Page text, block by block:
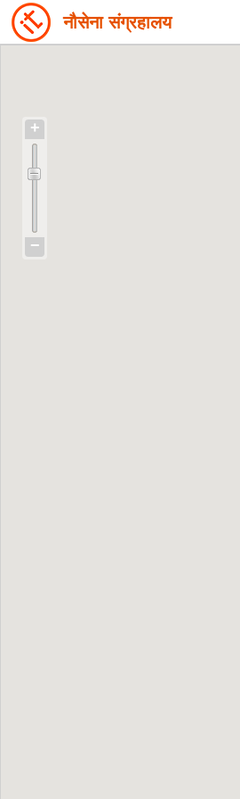
नौसेना संग्रहालय
+
−